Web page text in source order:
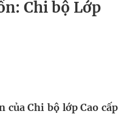
Chi bộ Lớp
Chi bộ lớp Cao cấp